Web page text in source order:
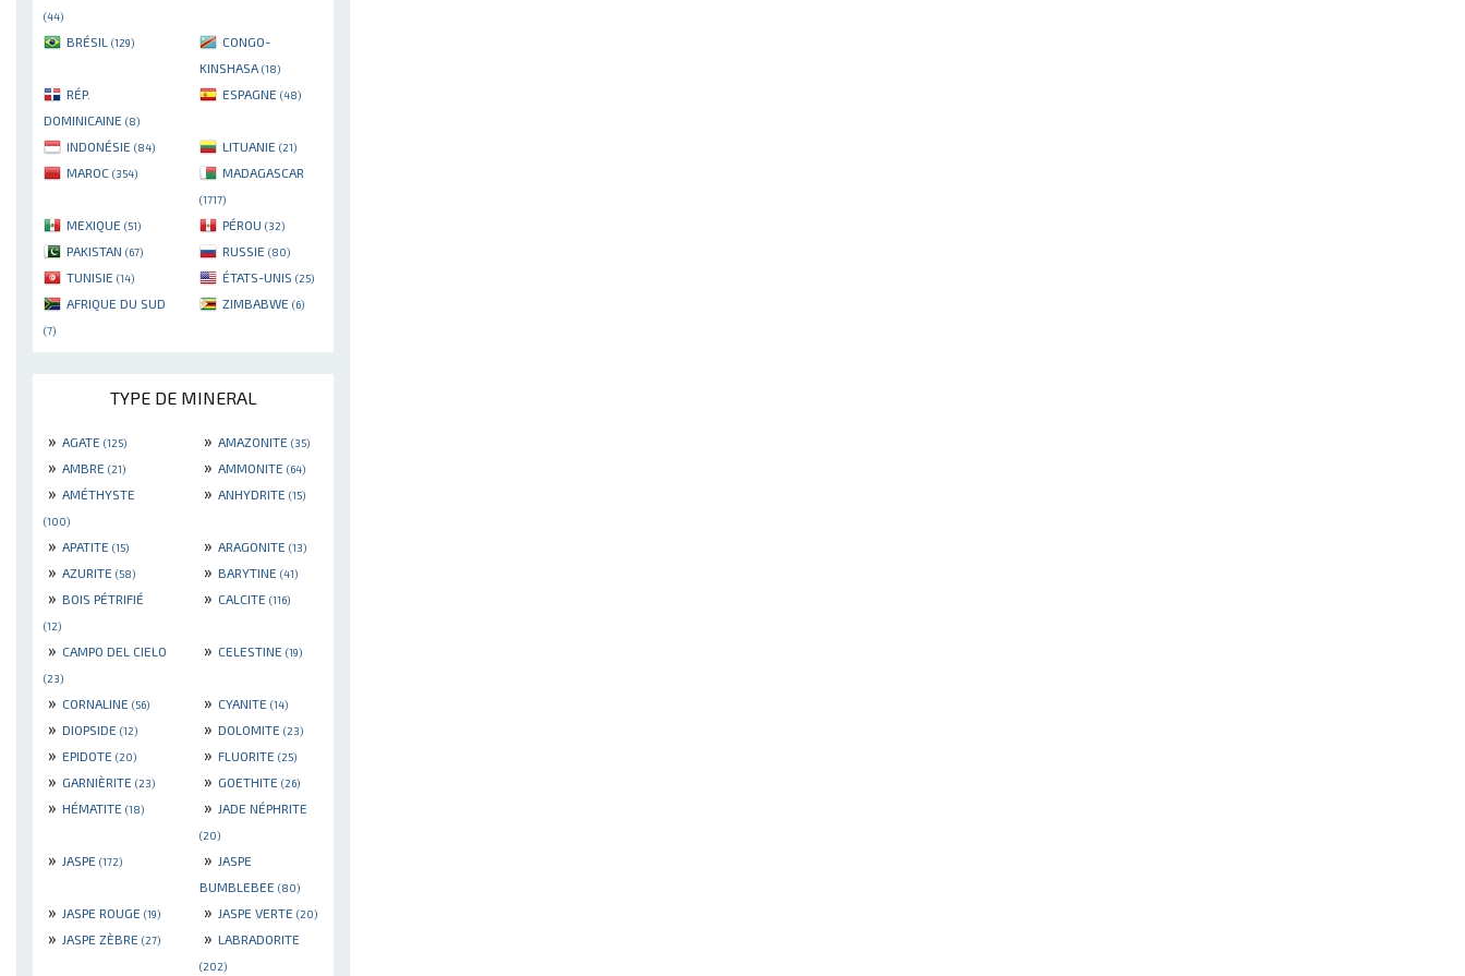
(44)
BRÉSIL (129)
CONGO-
KINSHASA (18)
RÉP.
DOMINICAINE (8)
ESPAGNE (48)
INDONÉSIE (84) LITUANIE (21)
MAROC (354) MADAGASCAR
(1717)
MEXIQUE (51) PÉROU (32)
PAKISTAN (67) RUSSIE (80)
TUNISIE (14) ÉTATS-UNIS (25)
AFRIQUE DU SUD
(7)
ZIMBABWE (6)
TYPE DE MINERAL
» AGATE (125) » AMAZONITE (35)
» AMBRE (21) » AMMONITE (64)
» AMÉTHYSTE
(100)
» ANHYDRITE (15)
» APATITE (15) » ARAGONITE (13)
» AZURITE (58) » BARYTINE (41)
» BOIS PÉTRIFIÉ
(12)
» CALCITE (116)
» CAMPO DEL CIELO
(23)
» CELESTINE (19)
» CORNALINE (56) » CYANITE (14)
» DIOPSIDE (12) » DOLOMITE (23)
» EPIDOTE (20) » FLUORITE (25)
» GARNIÈRITE (23) » GOETHITE (26)
» HÉMATITE (18) » JADE NÉPHRITE
(20)
» JASPE (172) » JASPE
BUMBLEBEE (80)
» JASPE ROUGE (19) » JASPE VERTE (20)
» JASPE ZÈBRE (27) » LABRADORITE
(202)